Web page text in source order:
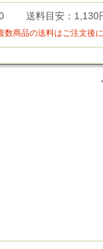
送料目安：1,130
商品の送料はご注文後